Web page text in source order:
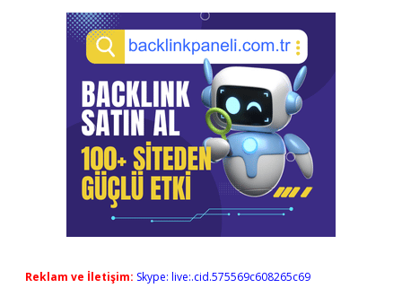
Reklam ve İletişim: Skype: live:.cid.575569c608265c69